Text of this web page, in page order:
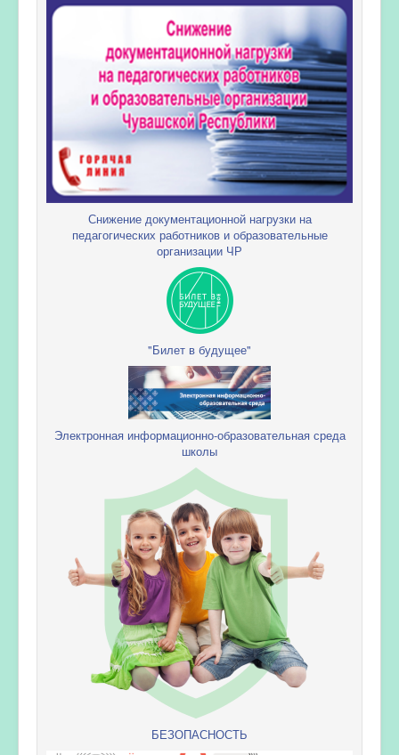
Снижение документационной нагрузки на
педагогических работников и образовательные
организации ЧР
"Билет в будущее"
Электронная информационно-образовательная среда
школы
БЕЗОПАСНОСТЬ